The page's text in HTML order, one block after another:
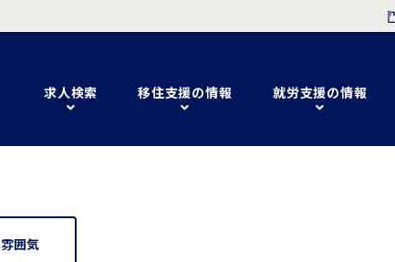
求人検索 移住支援の情報 就労支援の情報
雰囲気